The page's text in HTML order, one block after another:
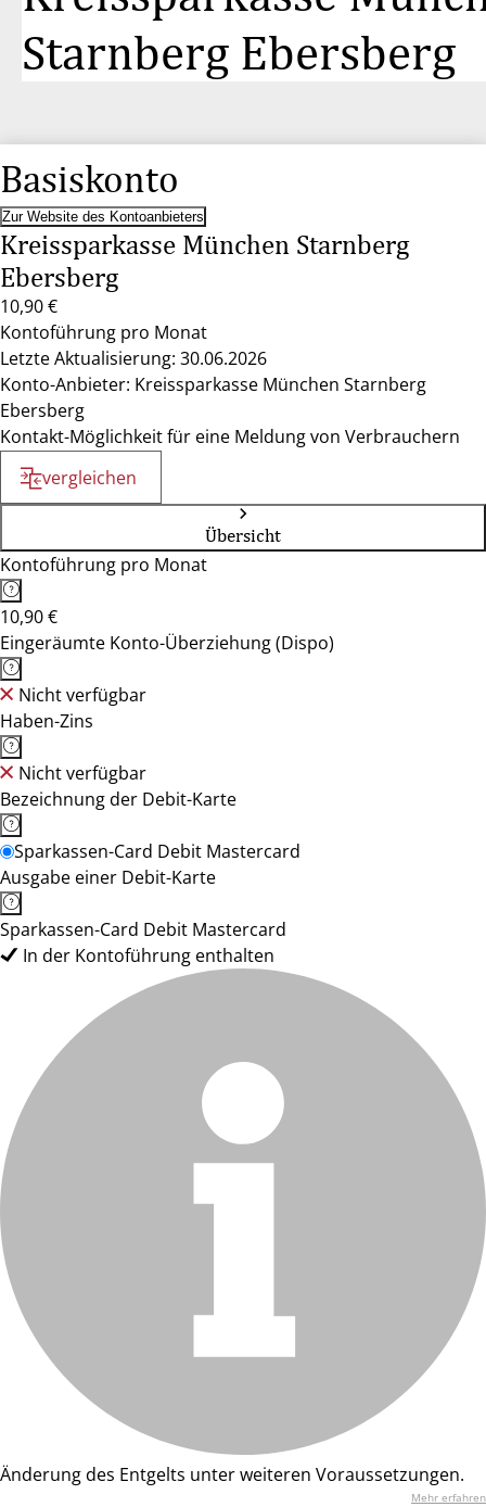
Starnberg Ebersberg
Basiskonto
Zur Website des Kontoanbieters
Kreissparkasse München Starnberg
Ebersberg
10,90 €
Kontoführung pro Monat
Letzte Aktualisierung: 30.06.2026
Konto-Anbieter: Kreissparkasse München Starnberg
Ebersberg
Kontakt-Möglichkeit für eine Meldung von Verbrauchern
vergleichen
Übersicht
Kontoführung pro Monat
10,90 €
Eingeräumte Konto-Überziehung (Dispo)
Nicht verfügbar
Haben-Zins
Nicht verfügbar
Bezeichnung der Debit-Karte
Sparkassen-Card Debit Mastercard
Ausgabe einer Debit-Karte
Sparkassen-Card Debit Mastercard
In der Kontoführung enthalten
Änderung des Entgelts unter weiteren Voraussetzungen.
Mehr erfahren